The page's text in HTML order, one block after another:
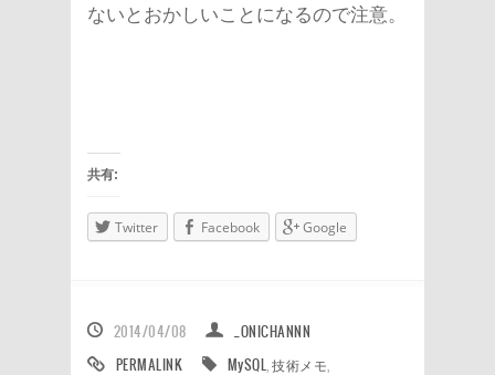
ないとおかしいことになるので注意。
共有:
Twitter Facebook Google
2014/04/08
_ONICHANNN
PERMALINK
MySQL ,技術メモ